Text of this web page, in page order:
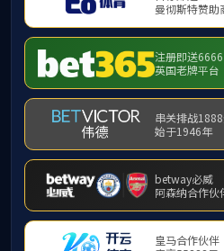
应用统计专业硕士（0252）
(00)86-515-88233012
224002